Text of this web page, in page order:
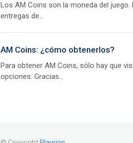
Los AM Coins son la moneda del
entregas de...
AM Coins: ¿cómo obtenerlos?
Para obtener AM Coins, sólo hay que
opciones: Gracias...